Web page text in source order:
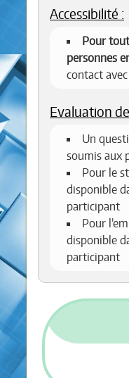
Accessibilité :
Pour
personnes
contact
Evaluation
Un
soumis aux
Pour le
disponible
participant
Pour
disponible
participant